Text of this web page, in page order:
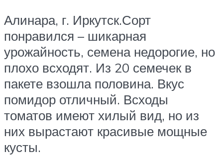
Алинара, г. Иркутск.Сорт
понравился – шикарная
урожайность, семена недорогие, но
плохо всходят. Из 20 семечек в
пакете взошла половина. Вкус
помидор отличный. Всходы
томатов имеют хилый вид, но из
них вырастают красивые мощные
кусты.